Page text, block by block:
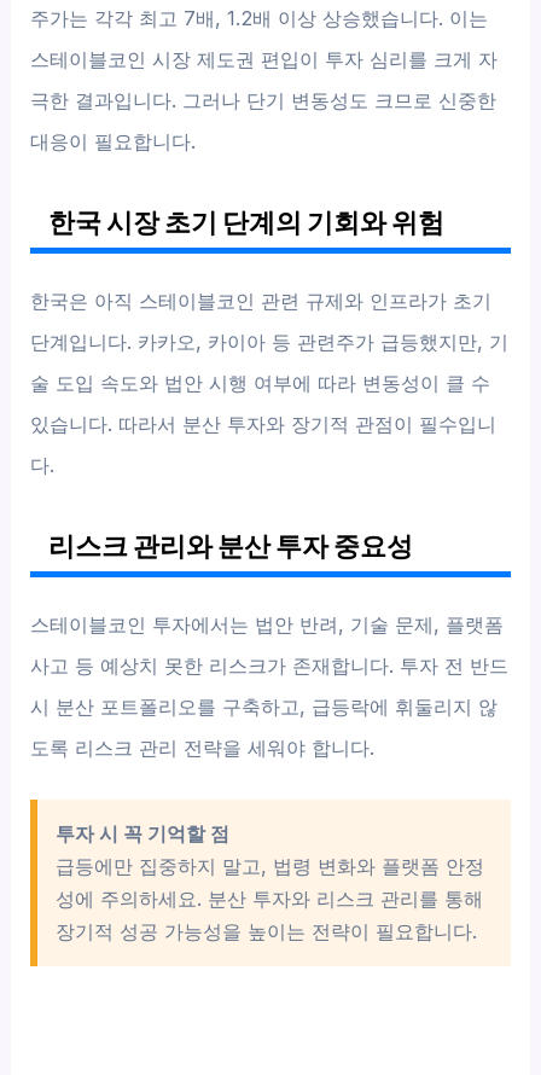
주가는 각각 최고 7배, 1.2배 이상 상승했습니다. 이는
스테이블코인 시장 제도권 편입이 투자 심리를 크게 자
극한 결과입니다. 그러나 단기 변동성도 크므로 신중한
대응이 필요합니다.
한국 시장 초기 단계의 기회와 위험
한국은 아직 스테이블코인 관련 규제와 인프라가 초기
단계입니다. 카카오, 카이아 등 관련주가 급등했지만, 기
술 도입 속도와 법안 시행 여부에 따라 변동성이 클 수
있습니다. 따라서 분산 투자와 장기적 관점이 필수입니
다.
리스크 관리와 분산 투자 중요성
스테이블코인 투자에서는 법안 반려, 기술 문제, 플랫폼
사고 등 예상치 못한 리스크가 존재합니다. 투자 전 반드
시 분산 포트폴리오를 구축하고, 급등락에 휘둘리지 않
도록 리스크 관리 전략을 세워야 합니다.
투자 시 꼭 기억할 점
급등에만 집중하지 말고, 법령 변화와 플랫폼 안정
성에 주의하세요. 분산 투자와 리스크 관리를 통해
장기적 성공 가능성을 높이는 전략이 필요합니다.